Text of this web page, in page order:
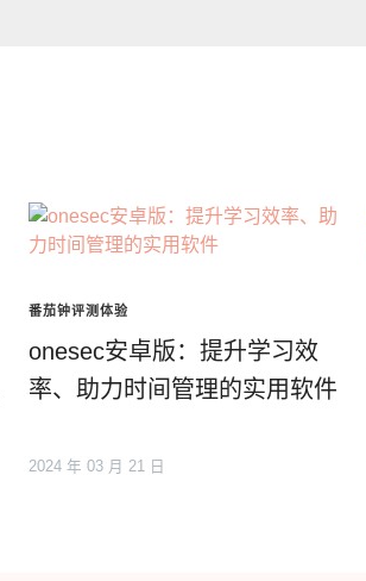
番茄钟评测体验
onesec安卓版：提升学习效
率、助力时间管理的实用软件
2024 年 03 月 21 日